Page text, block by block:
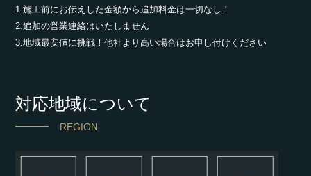
1.施工前にお伝えした金額から追加料金は一切なし！
2.追加の営業連絡はいたしません
3.地域最安値に挑戦！他社より高い場合はお申し付けください
対応地域について
REGION